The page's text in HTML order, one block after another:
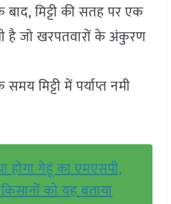
मिट्टी की सतह पर एक
है जो खरपतवारों के अंकुरण
मिट्टी में पर्याप्त नमी
होगा गेहूं का एमएसपी,
को यह बताया